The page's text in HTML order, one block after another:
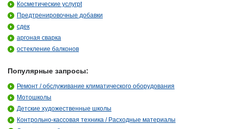
Косметические услугpt
Предтренировочные добавки
сдек
аргоная сварка
остекление балконов
Популярные запросы:
Ремонт / обслуживание климатического оборудования
Мотошколы
Детские художественные школы
Контрольно-кассовая техника / Расходные материалы